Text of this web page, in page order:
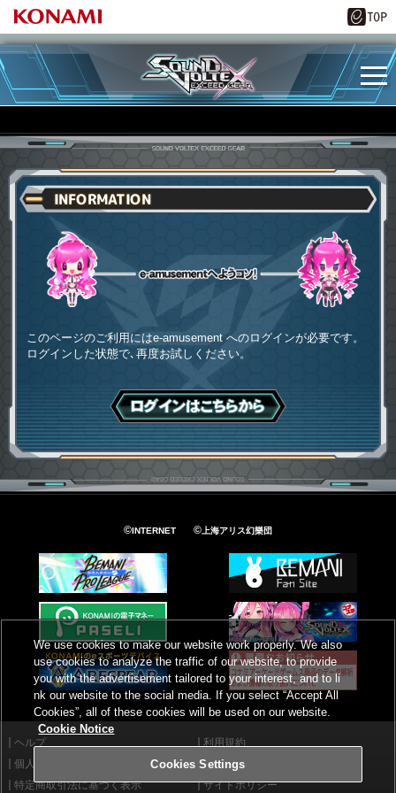
INFORMATION
このページのご利用にはe-amusement へのログインが必要です。
ログインした状態で､再度お試しください。
ログインはこちら
©INTERNET ©上海アリス幻樂団
ヘルプ
利用規約
個人情報等保護方針
外部送信について
特定商取引法に基づく表示
サイトポリシー
We use cookies to make our website work properly. We also
use cookies to analyze the traffic of our website, to provide
you with the advertisement tailored to your interest, and to li
nk our website to the social media. If you select “Accept All
Cookies”, all of these cookies will be used on our website.
Cookie Notice
Cookies Settings